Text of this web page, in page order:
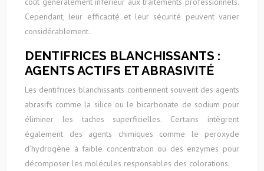
Cependant, leur efficacité et leur sécurité peuvent varier
considérablement.
DENTIFRICES BLANCHISSANTS :
AGENTS ACTIFS ET ABRASIVITÉ
Les dentifrices blanchissants contiennent souvent des agents
abrasifs comme la silice ou le bicarbonate de sodium pour
éliminer les taches superficielles. Certains intègrent
également des agents chimiques comme le peroxyde
d’hydrogène à faible concentration ou des enzymes pour
décomposer les molécules responsables des colorations.